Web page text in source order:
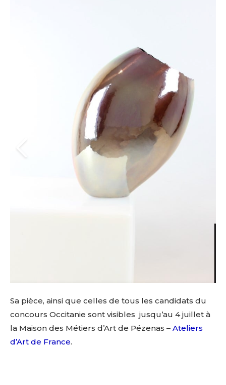
Sa pièce, ainsi que celles de tous les candidats du
concours Occitanie sont visibles jusqu’au 4 juillet à
la Maison des Métiers d’Art de Pézenas – Ateliers
d’Art de France.